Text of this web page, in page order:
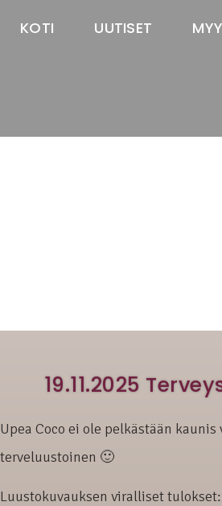
KOTI UUTISET
19.11.2025
Upea Coco ei ole pelkästään kaunis
terveluustoinen 🙂
Luustokuvauksen viralliset tulokset: